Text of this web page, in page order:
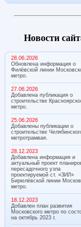
Новости
28.06.2026
Обновлена информация о
Филёвской линии
метро.
27.06.2026
Добавлена публикация о
строительстве
метро.
25.06.2026
Добавлены публикации о
строительстве
метротрамвая.
28.12.2023
Добавлена информация и
актуальный проект
пересадочного узла
проектируемой ст. «ЗИЛ»
Бирюлёвской линии
метро.
18.12.2023
Добавлен план развития
Московского метро по
на октябрь 2023 г.